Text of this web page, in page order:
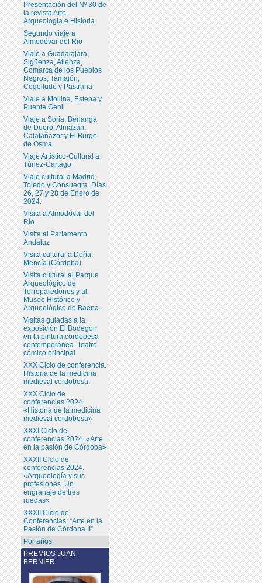
Presentación del Nº 30 de
la revista Arte,
Arqueología e Historia
Segundo viaje a
Almodóvar del Río
Viaje a Guadalajara,
Sigüenza, Atienza,
Comarca de los Pueblos
Negros, Tamajón,
Cogolludo y Pastrana
Viaje a Mollina, Estepa y
Puente Genil
Viaje a Soria, Berlanga
de Duero, Almazán,
Calatañazor y El Burgo
de Osma
Viaje Artístico-Cultural a
Túnez-Cartago
Viaje cultural a Madrid,
Toledo y Consuegra. Días
26, 27 y 28 de Enero de
2024.
Visita a Almodóvar del
Río
Visita al Parlamento
Andaluz
Visita cultural a Doña
Mencía (Córdoba)
Visita cultural al Parque
Arqueológico de
Torreparedones y al
Museo Histórico y
Arqueológico de Baena.
Visitas guiadas a la
exposición El Bodegón
en la pintura cordobesa
contemporánea. Teatro
cómico principal
XXX Ciclo de conferencia.
Historia de la medicina
medieval cordobesa.
XXX Ciclo de
conferencias 2024.
«Historia de la medicina
medieval cordobesa»
XXXI Ciclo de
conferencias 2024. «Arte
en la pasión de Córdoba»
XXXII Ciclo de
conferencias 2024.
«Arqueología y sus
profesiones. Un
engranaje de tres
ruedas»
XXXII Ciclo de
Conferencias: “Arte en la
Pasión de Córdoba II”
Por años
PREMIOS JUAN
BERNIER